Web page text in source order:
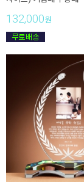
132,000원